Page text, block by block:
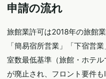
申請の流れ
旅館業許可は2018年の旅館
「簡易宿所営業」「下宿営
室数最低基準（旅館・ホテ
が廃止され、フロント要件